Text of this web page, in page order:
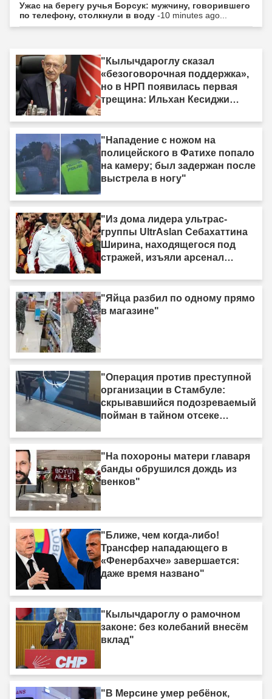
Ужас на берегу ручья Борсук: мужчину, говорившего
по телефону, столкнули в воду -10 minutes ago...
"Кылычдароглу сказал
«безоговорочная поддержка»,
но в НРП появилась первая
трещина: Ильхан Кесиджи
"Нападение с ножом на
полицейского в Фатихе попало
на камеру; был задержан после
выстрела в ногу"
"Из дома лидера ультрас-
группы UltrAslan Себахаттина
Ширина, находящегося под
стражей, изъяли арсенал
"Яйца разбил по одному прямо
в магазине"
"Операция против преступной
организации в Стамбуле:
скрывавшийся подозреваемый
пойман в тайном отсеке
"На похороны матери главаря
банды обрушился дождь из
венков"
"Ближе, чем когда-либо!
Трансфер нападающего в
«Фенербахче» завершается:
даже время названо"
"Кылычдароглу о рамочном
законе: без колебаний внесём
вклад"
"В Мерсине умер ребёнок,